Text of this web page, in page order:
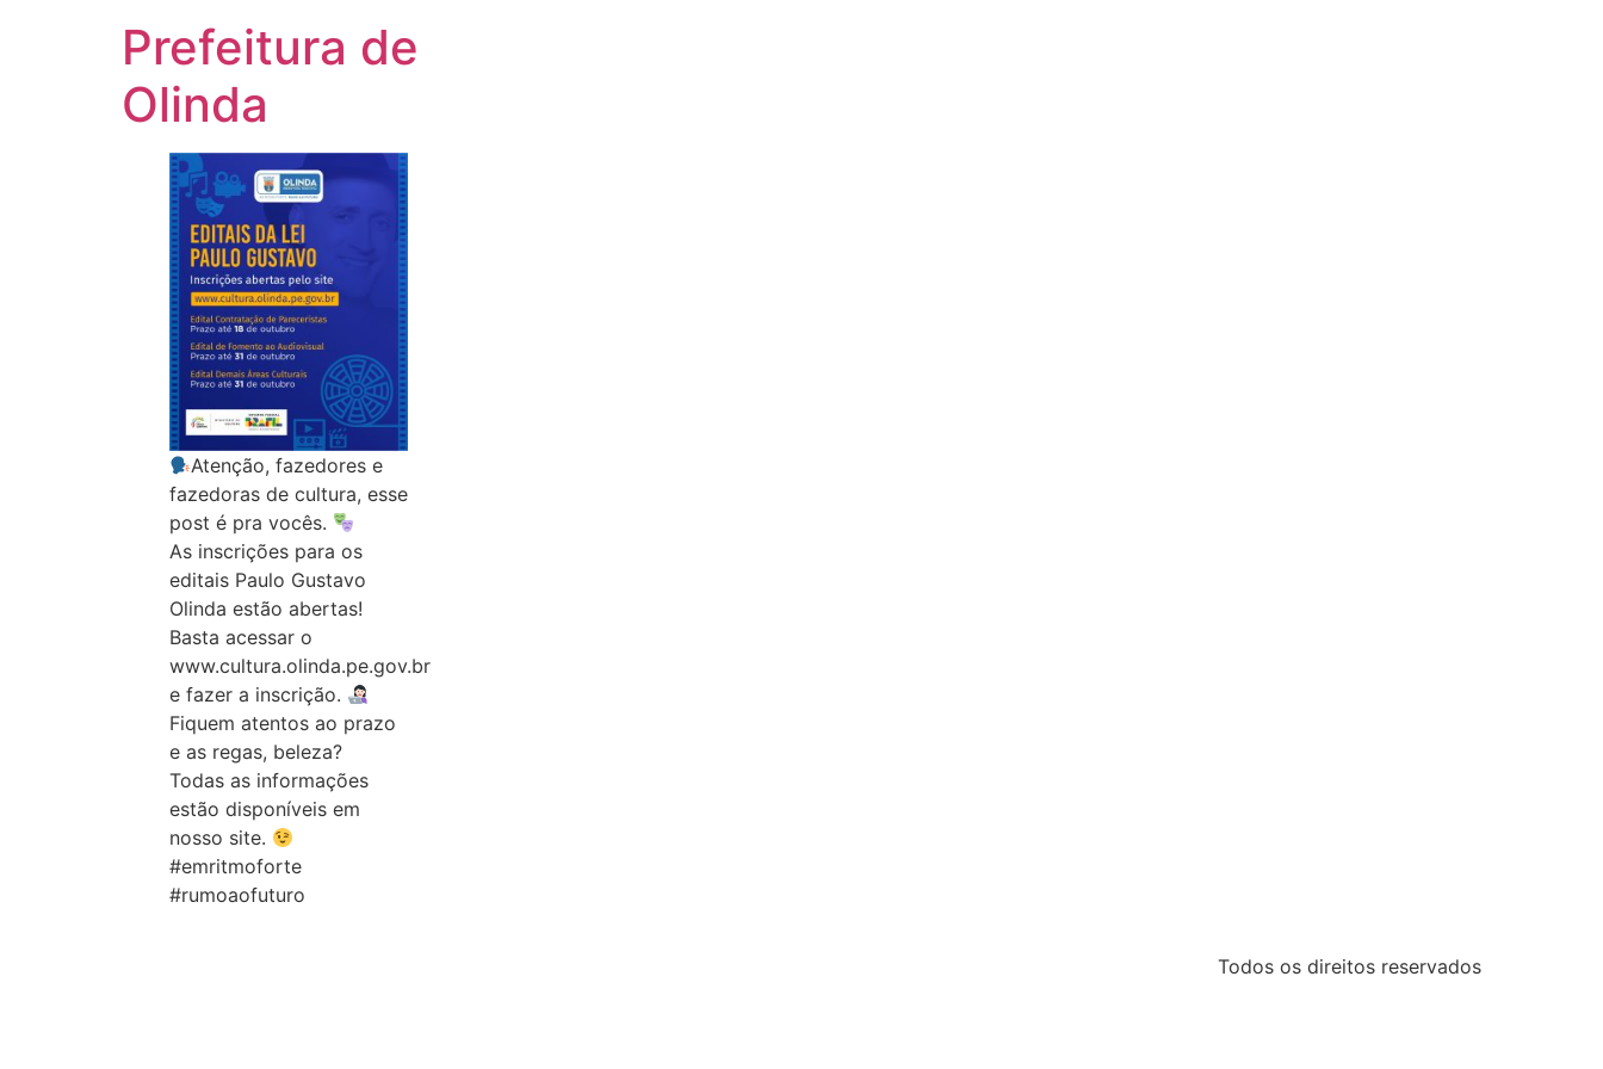
Prefeitura de
Olinda
Atenção, fazedores e
fazedoras de cultura, esse
post é pra vocês.
As inscrições para os
editais Paulo Gustavo
Olinda estão abertas!
Basta acessar o
www.cultura.olinda.pe.gov.br
e fazer a inscrição.
Fiquem atentos ao prazo
e as regas, beleza?
Todas as informações
estão disponíveis em
nosso site.
#emritmoforte
#rumoaofuturo
Todos os direitos reservados